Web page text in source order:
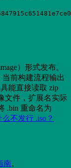
）形式发布。
前构建流程输出
能直接读取 zip
文件，扩展名实际
.bin 重命名为
么不发行 .iso？
南。